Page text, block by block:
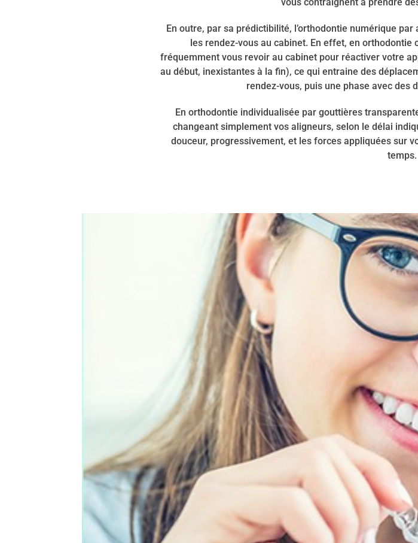
vous contraignent à prendre
En outre, par sa prédictibilité, l’orthodontie numérique
les rendez-vous au cabinet. En effet, en
fréquemment vous revoir au cabinet pour réactiver votre
au début, inexistantes à la fin), ce qui entraine des
rendez-vous, puis une phase avec
En orthodontie individualisée par gouttières
changeant simplement vos aligneurs, selon le délai
douceur, progressivement, et les forces appliquées sur
temps.